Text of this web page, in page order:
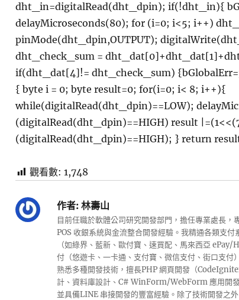
dht_in=digitalRead(dht_dpin); if(!dht_in){
delayMicroseconds(80); for (i=0; i<5; i++)
pinMode(dht_dpin,OUTPUT);
dht_check_sum =
if(dht_dat[4]!= dht_check_sum)
{ byte i = 0; byte result=0; for(i=0; i< 8; i++){
while(digitalRead(dht_dpin)==LOW);
(digitalRead(dht_dpin)==HIGH) result
(digitalRead(dht_dpin)==HIGH); } return
觀看數: 1,748
作者:林壽山
目前任職於軟體公司研究開發部門，擔任專業處長，
POS 收銀系統與金流整合開發經驗。我精通各類支
（如綠界、藍新、歐付寶、速買配、馬來西亞
付（悠遊卡、一卡通、支付寶、微信支付、街口支付
熟悉多種開發技術，擅長PHP 網頁開發（
計、資料庫設計、C# WinForm/WebForm 應用開
並具備LINE 串接開發的豐富經驗。除了技術開發之